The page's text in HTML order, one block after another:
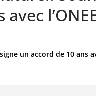
un accord de 10 ans